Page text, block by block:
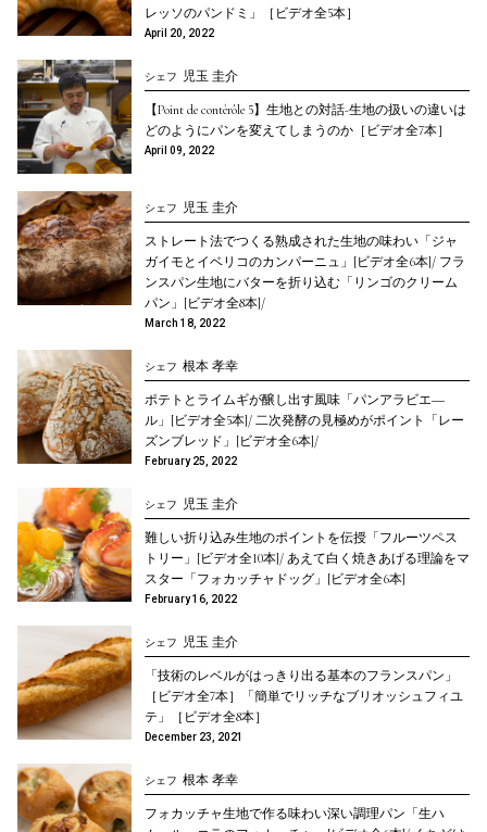
レッソのパンドミ」［ビデオ全5本］
April 20, 2022
シェフ 児玉 圭介
【Point de contèrôle 5】生地との対話-生地の扱いの違いは
どのようにパンを変えてしまうのか［ビデオ全7本］
April 09, 2022
シェフ 児玉 圭介
ストレート法でつくる熟成された生地の味わい「ジャ
ガイモとイベリコのカンパーニュ」[ビデオ全6本]/ フラ
ンスパン生地にバターを折り込む「リンゴのクリーム
パン」[ビデオ全8本]/
March 18, 2022
シェフ 根本 孝幸
ポテトとライムギが醸し出す風味「パンアラビエ―
ル」[ビデオ全5本]/ 二次発酵の見極めがポイント「レー
ズンブレッド」[ビデオ全6本]/
February 25, 2022
シェフ 児玉 圭介
難しい折り込み生地のポイントを伝授「フルーツペス
トリー」[ビデオ全10本]/ あえて白く焼きあげる理論をマ
スター「フォカッチャドッグ」[ビデオ全6本]
February 16, 2022
シェフ 児玉 圭介
「技術のレベルがはっきり出る基本のフランスパン」
［ビデオ全7本］「簡単でリッチなブリオッシュフィユ
テ」［ビデオ全8本］
December 23, 2021
シェフ 根本 孝幸
フォカッチャ生地で作る味わい深い調理パン「生ハ